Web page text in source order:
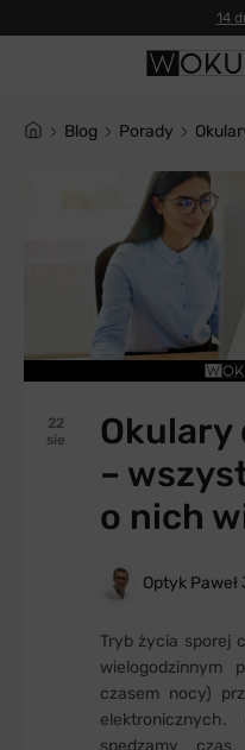
14
blog Porady
Okulary
–
o nich
22
sie
Optyk
Tryb życia sporej
wielogodzinnym
czasem nocy)
spędzamy